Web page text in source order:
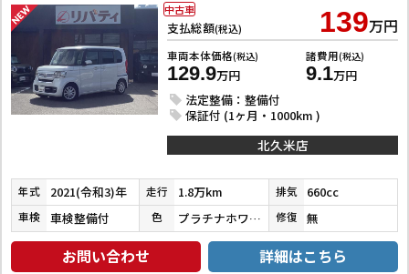
支払総額(税込) 139万円
車両本体価格(税込)
129.9万円
諸費用(税込)
9.1万円
法定整備：整備付
保証付 (1ヶ月・1000km )
中古車
北久米店
年式 2021(令和3)年 走行 1.8万km 排気 660cc
車検 車検整備付 色 プラチナホワイトパール 修復 無
お問い合わせ 詳細はこちら